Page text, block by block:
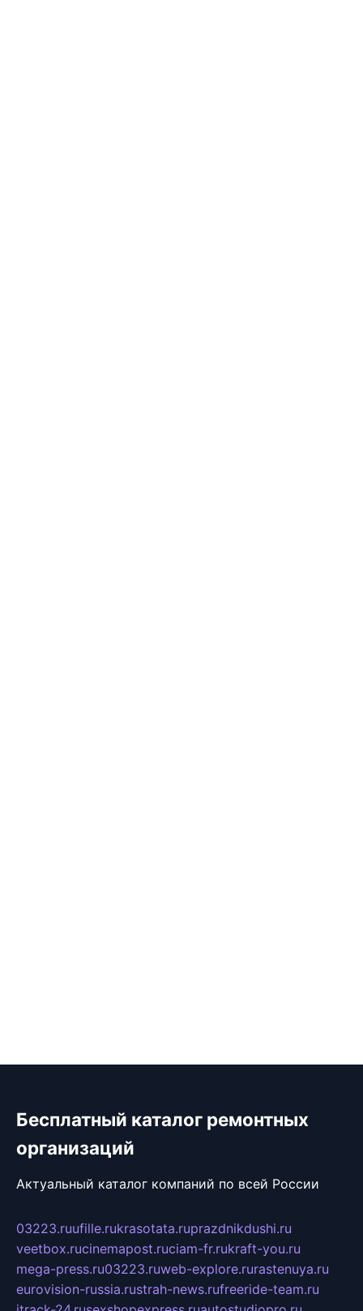
Бесплатный каталог ремонтных
организаций
Актуальный каталог компаний по всей России
03223.ruufille.rukrasotata.ruprazdnikdushi.ru
veetbox.rucinemapost.ruciam-fr.rukraft-you.ru
mega-press.ru03223.ruweb-explore.rurastenuya.ru
eurovision-russia.rustrah-news.rufreeride-team.ru